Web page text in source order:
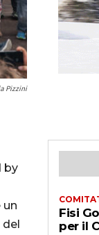
Pizzini
by
un
del
Fisi
per il